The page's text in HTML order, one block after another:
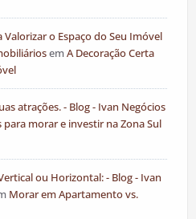
Valorizar o Espaço do Seu Imóvel
emA Decoração Certa
atrações. - Blog - Ivan Negócios
morar e investir na Zona Sul
ou Horizontal: - Blog - Ivan
Morar em Apartamento vs.